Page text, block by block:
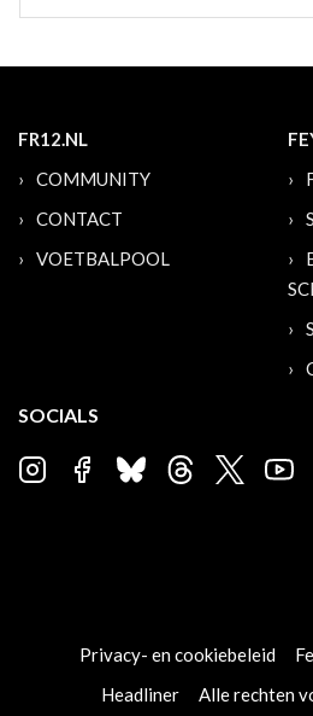
FR12.NL
COMMUNITY
CONTACT
VOETBALPOOL
SOCIALS
Privacy- en cookiebeleid
Headliner
Alle rechten